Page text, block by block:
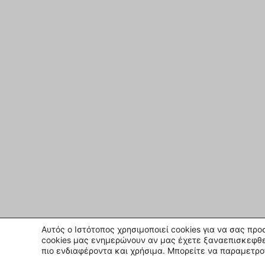
Αυτός ο Ιστότοπος χρησιμοποιεί cookies για να σας
cookies μας ενημερώνουν αν μας έχετε
πιο ενδιαφέροντα και χρήσιμα. Μπορείτε να